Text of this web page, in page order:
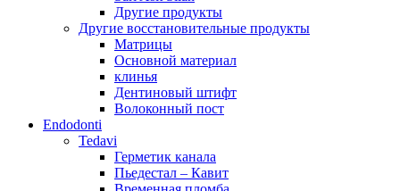
Другие продукты
Другие восстановительные продукты
Матрицы
Основной материал
клинья
Дентиновый штифт
Волоконный пост
Endodonti
Tedavi
Герметик канала
Пьедестал – Кавит